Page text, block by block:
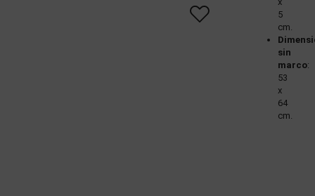
5
cm.
sin
marco:
53
x
64
cm.